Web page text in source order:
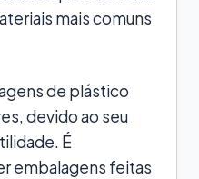
mais comuns
de plástico
devido ao seu
É
embalagens feitas